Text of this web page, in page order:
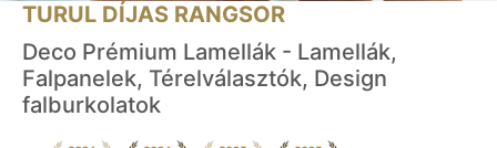
TURUL DÍJAS RANGSOR
Deco Prémium Lamellák - Lamellák,
Falpanelek, Térelválasztók, Design
falburkolatok